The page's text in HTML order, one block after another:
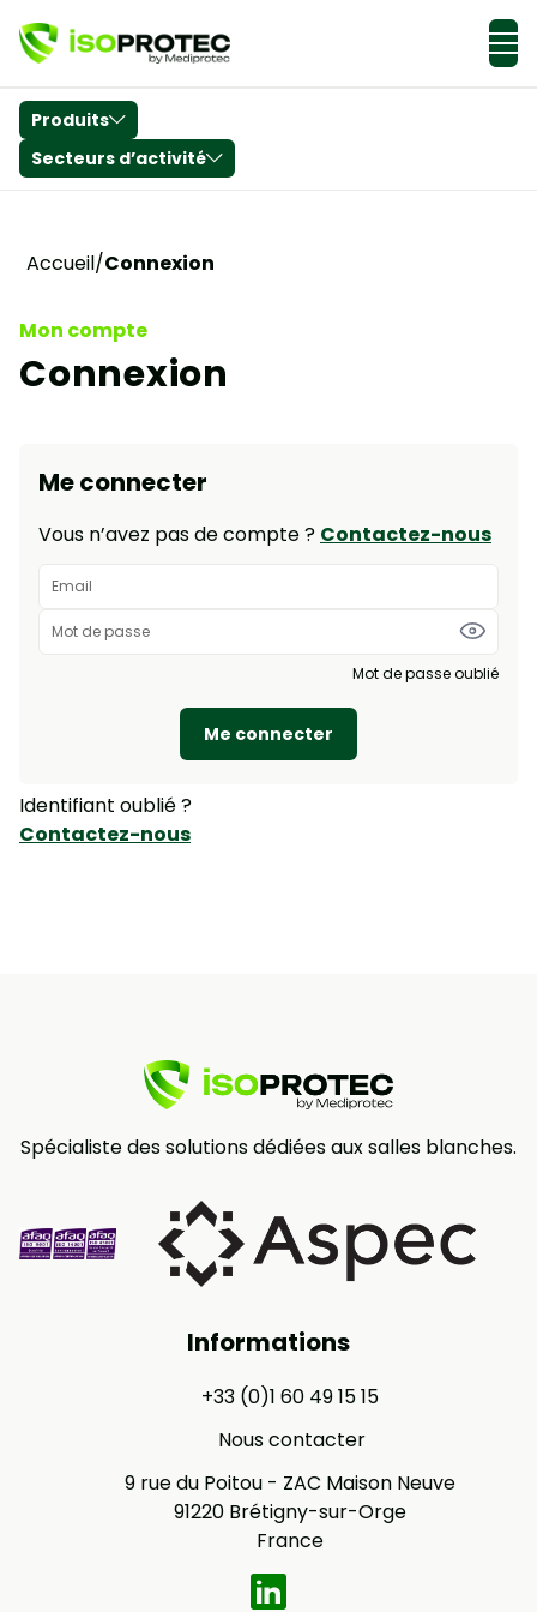
Secteurs d’activité
Produits
Accueil/Connexion
Mon compte
Connexion
Me connecter
Vous n’avez pas de compte ? Contactez-nous
Mot de passe oublié
Me connecter
Identifiant oublié ?
Contactez-nous
Spécialiste des solutions dédiées aux salles blanches.
Informations
+33 (0)1 60 49 15 15
Nous contacter
9 rue du Poitou - ZAC Maison Neuve
91220 Brétigny-sur-Orge
France